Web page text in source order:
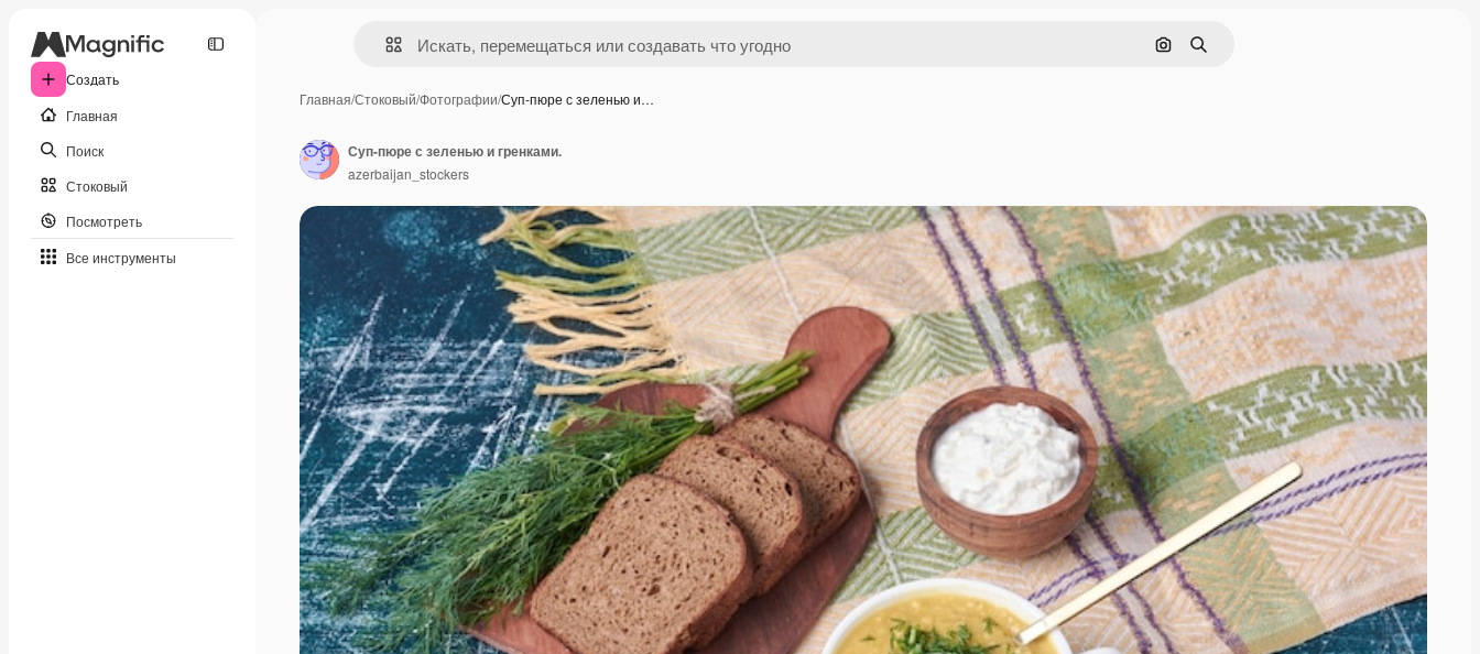
Создать
Главная
Поиск
Стоковый
Посмотреть
Все инструменты
Поиск по изображению
Поиск
Главная/Стоковый/Фотографии/Суп-пюре с зеленью и…
Суп-пюре с зеленью и гренками.
azerbaijan_stockers